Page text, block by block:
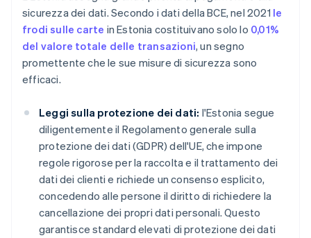
sicurezza dei dati. Secondo i dati della BCE, nel 2021 le
frodi sulle carte in Estonia costituivano solo lo 0,01%
del valore totale delle transazioni, un segno
promettente che le sue misure di sicurezza sono
efficaci.
Leggi sulla protezione dei dati: l'Estonia segue
diligentemente il Regolamento generale sulla
protezione dei dati (GDPR) dell'UE, che impone
regole rigorose per la raccolta e il trattamento dei
dati dei clienti e richiede un consenso esplicito,
concedendo alle persone il diritto di richiedere la
cancellazione dei propri dati personali. Questo
garantisce standard elevati di protezione dei dati